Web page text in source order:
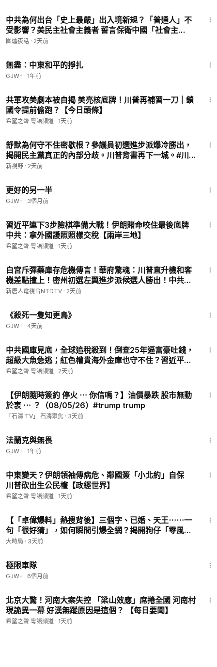
中共為何出台「史上最嚴」出入境新規？「普通人」不
受影響？美民主社會主義者 誓言保衛中國「社會主
義」？｜唐靖遠 Jason 薇羽 方菲｜圍爐夜話 8/5
圍爐夜話 · 2天前
無盡：中東和平的掙扎
GJW+ · 1年前
共軍攻美劇本被自揭 美亮核底牌！川普再補習一刀｜鎖
國令提前偷跑？【今日頭條】
希望之聲 粵語頻道 · 1天前
舒默為何守不住密歇根？參議員初選進步派爆冷勝出，
揭開民主黨真正的內部分歧。川普背書再下一城。#川
普 #民主黨初選 #密歇根 | 新視野 第2473期
新視野 · 2天前
更好的另一半
GJW+ · 3個月前
習近平連下3步險棋準備大戰！伊朗賭命咬住最後底牌
中共：拿外國護照照樣交稅【兩岸三地】
希望之聲 粵語頻道 · 1天前
白宮斥彈藥庫存危機傳言！華府驚魂：川普直升機和客
機差點撞上！密州初選左翼進步派候選人勝出！中共重
啟供銷社，重回計劃經濟！開直升機購物，69歲老翁霸
新唐人電視台NTDTV · 2天前
《殺死一隻知更鳥》
GJW+ · 4天前
中共國庫見底，全球追稅殺到！倒查25年逼富豪吐錢，
超級大魚急逃；紅色權貴海外金庫也守不住？習近平遭
反噬，專家警告台【紅朝秘聞】
希望之聲 粵語頻道 · 2天前
【伊朗隨時簽約 停火 ⋯ 你信嗎？】油價暴跌 股市無動
於衷 ⋯ ？（08/05/26）#trump trump
「石濤.TV」 石濤聚焦 · 3天前
法蘭克與無畏
GJW+ · 1年前
中東變天？伊朗領袖傳病危、鄰國簽「小北約」自保
川普砍出生公民權【政經世界】
希望之聲 粵語頻道 · 1天前
【「卓偉爆料」熱搜背後】三個字、已婚、天王⋯⋯一
句「很好猜」，如何瞬間引爆全網？揭開狗仔「零風險
爆料」與全民審判的傳播陷阱！︱今日熱搜︱大時局
大時局 · 3天前
極限車隊
GJW+ · 6個月前
北京大驚！河南大案失控 「梁山效應」席捲全國 河南村
現詭異一幕 好漢無蹤原因是這個？ 【每日要聞】
希望之聲 粵語頻道 · 1天前